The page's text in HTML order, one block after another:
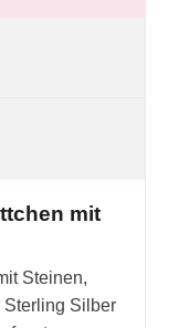
mit
Steinen,
Sterling Silber